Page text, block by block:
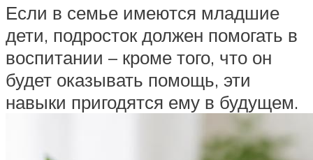
Если в семье имеются младшие
дети, подросток должен помогать в
воспитании – кроме того, что он
будет оказывать помощь, эти
навыки пригодятся ему в будущем.